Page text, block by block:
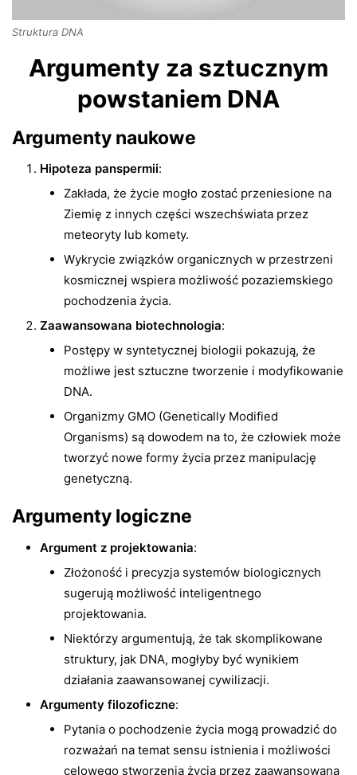
Struktura DNA
Argumenty za sztucznym
powstaniem DNA
Argumenty naukowe
Hipoteza panspermii:
Zakłada, że życie mogło zostać przeniesione na
Ziemię z innych części wszechświata przez
meteoryty lub komety.
Wykrycie związków organicznych w przestrzeni
kosmicznej wspiera możliwość pozaziemskiego
pochodzenia życia.
Zaawansowana biotechnologia:
Postępy w syntetycznej biologii pokazują, że
możliwe jest sztuczne tworzenie i modyfikowanie
DNA.
Organizmy GMO (Genetically Modified
Organisms) są dowodem na to, że człowiek może
tworzyć nowe formy życia przez manipulację
genetyczną.
Argumenty logiczne
Argument z projektowania:
Złożoność i precyzja systemów biologicznych
sugerują możliwość inteligentnego
projektowania.
Niektórzy argumentują, że tak skomplikowane
struktury, jak DNA, mogłyby być wynikiem
działania zaawansowanej cywilizacji.
Argumenty filozoficzne:
Pytania o pochodzenie życia mogą prowadzić do
rozważań na temat sensu istnienia i możliwości
celowego stworzenia życia przez zaawansowaną